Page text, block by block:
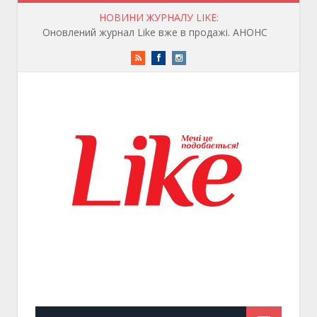
НОВИНИ ЖУРНАЛУ LIKE:
Оновлений журнал Like вже в продажі. АНОНС
RSS FacebookInstagram